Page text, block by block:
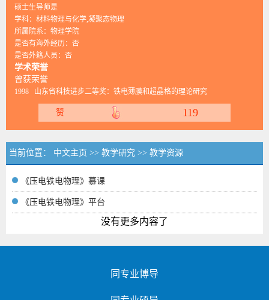
硕士生导师是
学科：材料物理与化学,凝聚态物理
所属院系：物理学院
是否有海外经历：否
是否外籍人员：否
学术荣誉
曾获荣誉
1998 山东省科技进步二等奖：铁电薄膜和超晶格的理论研究
赞 119
当前位置： 中文主页 >> 教学研究 >> 教学资源
《压电铁电物理》慕课
《压电铁电物理》平台
没有更多内容了
同专业博导